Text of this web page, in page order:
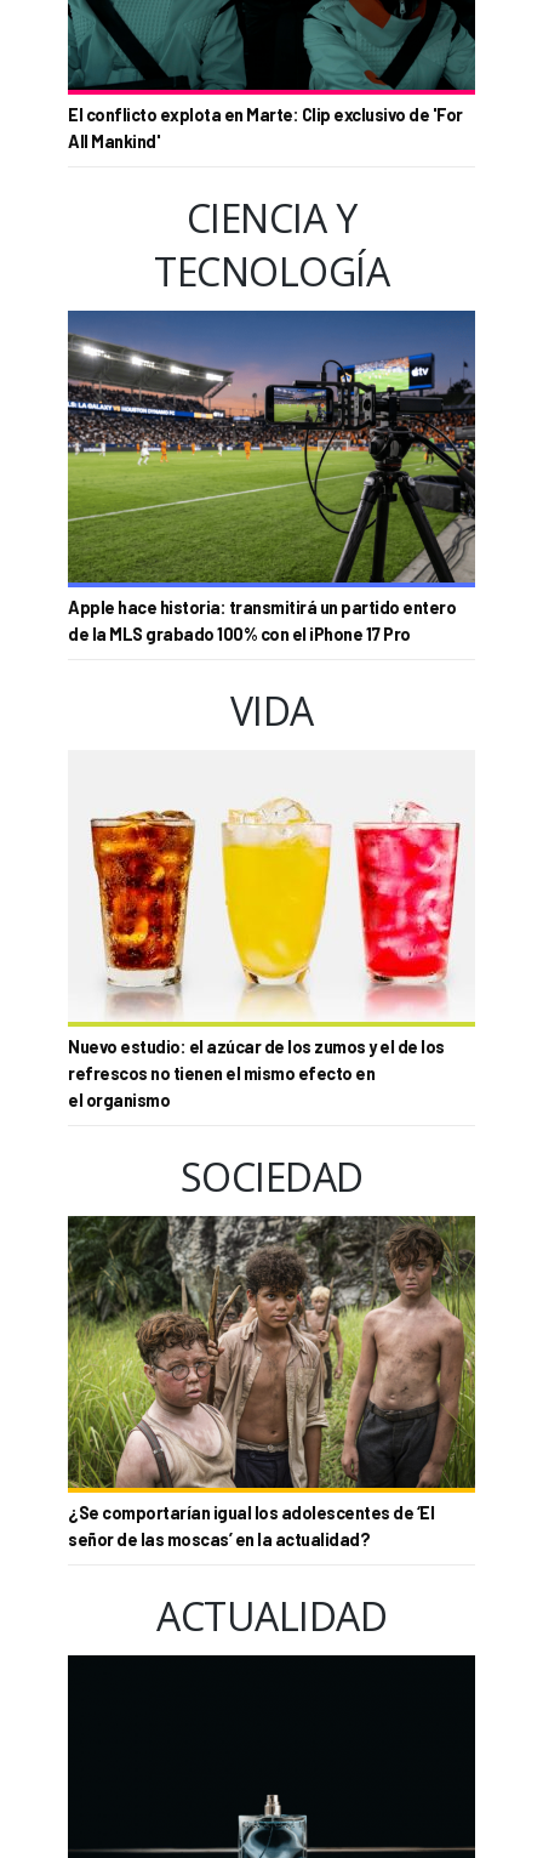
El conflicto explota en Marte: Clip exclusivo de 'For
All Mankind'
CIENCIA Y
TECNOLOGÍA
Apple hace historia: transmitirá un partido entero
de la MLS grabado 100% con el iPhone 17 Pro
VIDA
Nuevo estudio: el azúcar de los zumos y el de los
refrescos no tienen el mismo efecto en
el organismo
SOCIEDAD
¿Se comportarían igual los adolescentes de ‘El
señor de las moscas’ en la actualidad?
ACTUALIDAD